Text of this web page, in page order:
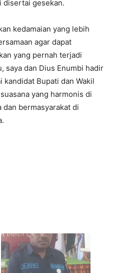
disertai gesekan.
kedamaian yang lebih
agar dapat
yang pernah terjadi
saya dan Dius Enumbi hadir
kandidat Bupati dan Wakil
yang harmonis di
bermasyarakat di